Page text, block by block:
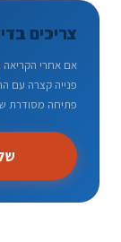
צריכים
אם אחרי
פנייה קצרה עם
פתיחה מסודרת